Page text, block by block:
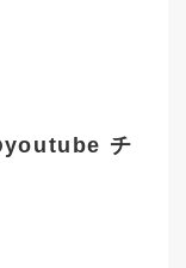
youtube チ